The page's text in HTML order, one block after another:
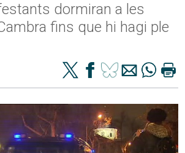
dormiran a les
fins que hi hagi ple